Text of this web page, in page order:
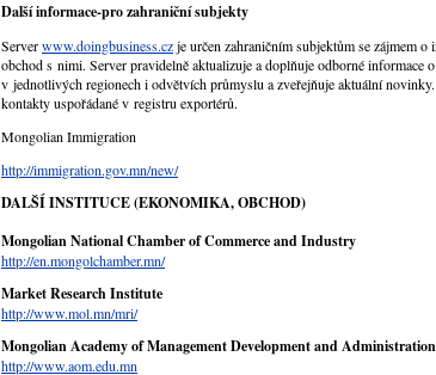
Další informace-pro zahraniční subjekty
Serverwww.doingbusiness.czje určen zahraničním subjektům se zájmem
obchod s nimi. Server pravidelně aktualizuje a doplňuje odborné informace
v jednotlivých regionech i odvětvích průmyslu a zveřejňuje aktuální
kontakty uspořádané v registru exportérů.
Mongolian Immigration
http://immigration.gov.mn/new/
DALŠÍ INSTITUCE (EKONOMIKA, OBCHOD)
Mongolian National Chamber of Commerce and Industry
http://en.mongolchamber.mn/
Market Research Institute
http://www.mol.mn/mri/
Mongolian Academy of Management Development and Administration
http://www.aom.edu.mn